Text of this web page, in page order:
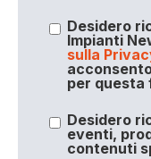
Desidero
Impianti
sulla
per questa
Desidero
eventi,
contenuti